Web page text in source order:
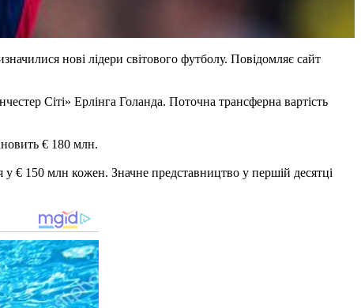
нові лідери світового футболу. Повідомляє сайт
Сіті» Ерлінга Голанда. Поточна трансферна вартість
€ 180 млн.
€ 150 млн кожен. Значне представництво у першій десятці